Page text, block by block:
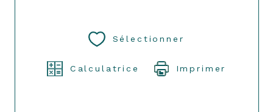
Sélectionner
Calculatrice Imprimer